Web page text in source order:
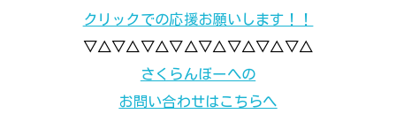
クリックでの応援お願いします！！
▽△▽△▽△▽△▽△▽△▽△▽△
さくらんぼーへの
お問い合わせはこちらへ